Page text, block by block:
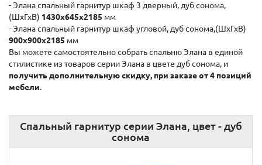
- Элана спальный гарнитур шкаф 3 дверный, дуб сонома,
(ШхГхВ) 1430x645x2185 мм
- Элана спальный гарнитур шкаф угловой, дуб сонома,(ШхГхВ)
900x900x2185 мм
Вы можете самостоятельно собрать спальню Элана в единой
стилистике из товаров серии Элана в цвете дуб сонома, и
получить дополнительную скидку, при заказе от 4 позиций
мебели.
Спальный гарнитур серии Элана, цвет - дуб
сонома